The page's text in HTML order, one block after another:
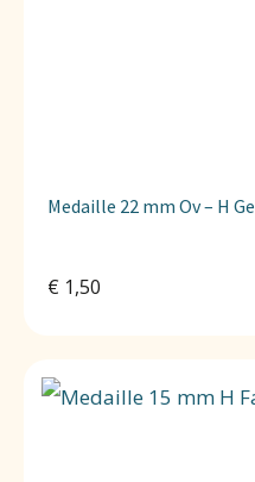
Medaille 22 mm Ov – H
€ 1,50